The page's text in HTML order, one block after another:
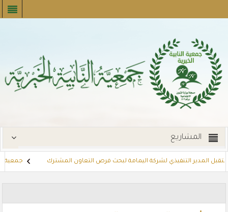
المشاريع
المدير التنفيذي لشركة اليمامة لبحث فرص التعاون المشترك جمعية